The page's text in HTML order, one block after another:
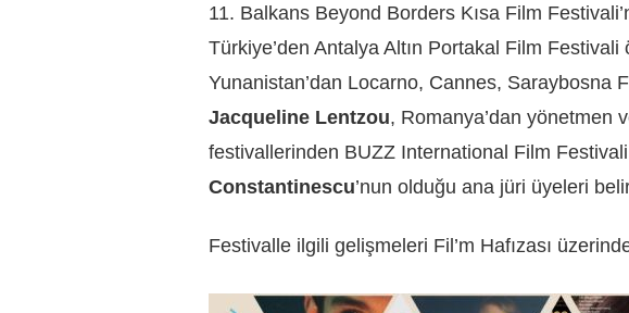
11. Balkans Beyond Borders Kısa Film
Türkiye’den Antalya Altın Portakal Film Festivali
Yunanistan’dan Locarno, Cannes, Saraybosna
Jacqueline Lentzou, Romanya’dan yönetmen
festivallerinden BUZZ International Film
Constantinescu’nun olduğu ana jüri üyeleri
Festivalle ilgili gelişmeleri Fil’m Hafızası